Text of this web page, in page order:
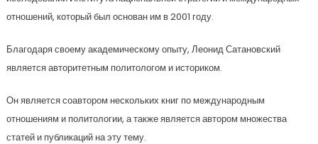
отношений, который был основан им в 2001 году.
Благодаря своему академическому опыту, Леонид Сатановский
является авторитетным политологом и историком.
Он является соавтором нескольких книг по международным
отношениям и политологии, а также является автором множества
статей и публикаций на эту тему.